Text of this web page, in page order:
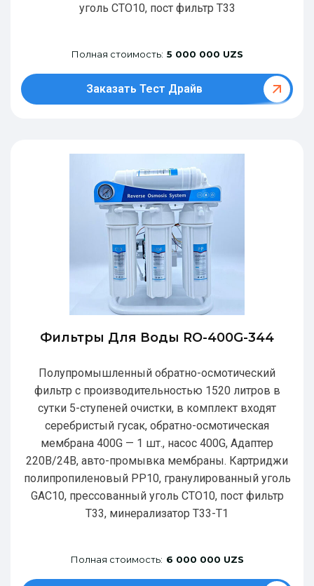
уголь CTO10, пост фильтр T33
Полная стоимость: 5 000 000 UZS
Заказать Тест Драйв
Фильтры Для Воды RO-400G-344
Полупромышленный обратно-осмотический
фильтр с производительностью 1520 литров в
сутки 5-ступеней очистки, в комплект входят
серебристый гусак, обратно-осмотическая
мембрана 400G — 1 шт., насос 400G, Адаптер
220В/24В, авто-промывка мембраны. Картриджи
полипропиленовый РР10, гранулированный уголь
GAC10, прессованный уголь CTO10, пост фильтр
T33, минерализатор Т33-Т1
Полная стоимость: 6 000 000 UZS